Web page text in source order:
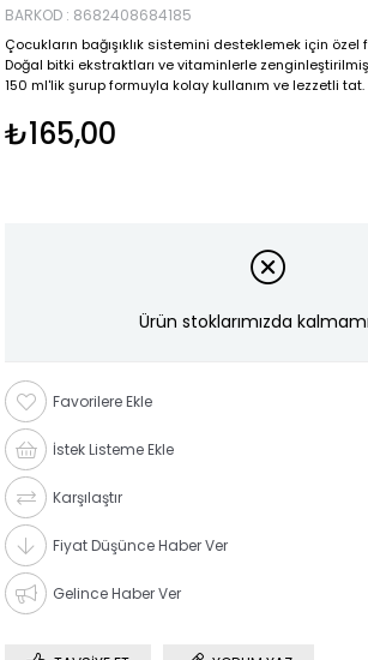
BARKOD : 8682408684185
Çocukların bağışıklık sistemini desteklemek için özel
Doğal bitki ekstraktları ve vitaminlerle
150 ml'lik şurup formuyla kolay kullanım ve lezzetli tat.
₺165,00
Ürün stoklarımızda
Favorilere Ekle
İstek Listeme Ekle
Karşılaştır
Fiyat Düşünce Haber Ver
Gelince Haber Ver